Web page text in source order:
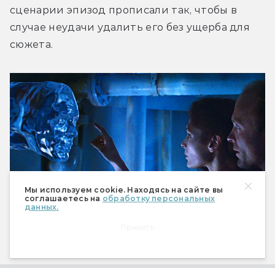
Мы используем cookie. Находясь на сайте вы
соглашаетесь на обработку персональных
данных.
сценарии эпизод прописали так, чтобы в
случае неудачи удалить его без ущерба для
сюжета.